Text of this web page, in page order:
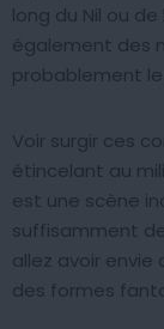
long du Nil ou
également des
probablement le
Voir surgir ces
étincelant au
est une scène
suffisamment
allez avoir envie
des formes